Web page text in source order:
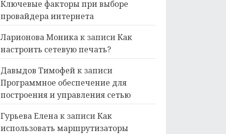
Ключевые факторы при выборе
провайдера интернета
Ларионова Моникак записиКак
настроить сетевую печать?
Давыдов Тимофейк записи
Программное обеспечение для
построения и управления сетью
Гурьева Еленак записиКак
использовать маршрутизаторы